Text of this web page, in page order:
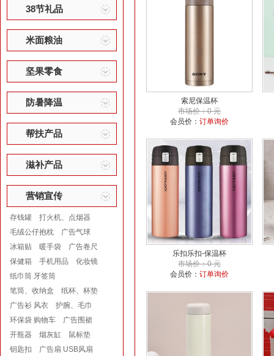
38节礼品
米面粮油
坚果零食
防暑降温
帮扶产品
滋补产品
营销宣传
存钱罐
打火机、点烟器
毛绒公仔抱枕
广告气球
冰箱贴
暖手袋
广告卷尺
保健箱
手机用品
化妆镜
纸巾筒 牙签筒
笔筒、收纳盒
纸杯、杯垫
广告衫 风衣
护腕、毛巾
环保袋 购物车
广告围裙
开瓶器
烟灰缸
鼠标垫
钥匙扣
广告扇 USB风扇
索尼保温杯
市场价：0 元
会员价： 订单询价
乐扣乐扣-保温杯
市场价：0 元
会员价： 订单询价